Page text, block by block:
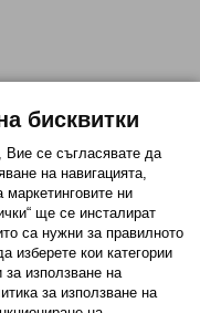
бисквитки
Вие се съгласявате да
на навигацията,
ни
ще се инсталират
са нужни за правилното
изберете кои категории
за използване на
за използване на